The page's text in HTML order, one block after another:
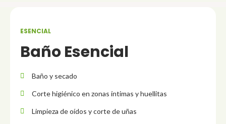
ESENCIAL
Baño Esencial
Baño y secado
Corte higiénico en zonas íntimas y huellitas
Limpieza de oídos y corte de uñas